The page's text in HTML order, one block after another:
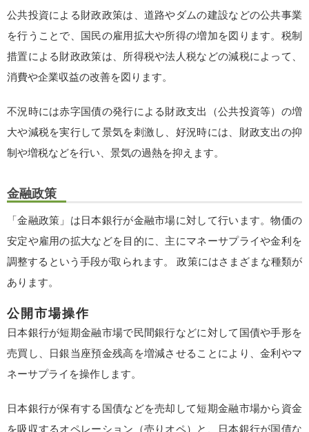
公共投資による財政政策は、道路やダムの建設などの公共事業
を行うことで、国民の雇用拡大や所得の増加を図ります。税制
措置による財政政策は、所得税や法人税などの減税によって、
消費や企業収益の改善を図ります。
不況時には赤字国債の発行による財政支出（公共投資等）の増
大や減税を実行して景気を刺激し、好況時には、財政支出の抑
制や増税などを行い、景気の過熱を抑えます。
金融政策
「金融政策」は日本銀行が金融市場に対して行います。物価の
安定や雇用の拡大などを目的に、主にマネーサプライや金利を
調整するという手段が取られます。 政策にはさまざまな種類が
あります。
公開市場操作
日本銀行が短期金融市場で民間銀行などに対して国債や手形を
売買し、日銀当座預金残高を増減させることにより、金利やマ
ネーサプライを操作します。
日本銀行が保有する国債などを売却して短期金融市場から資金
を吸収するオペレーション（売りオペ）と、日本銀行が国債な